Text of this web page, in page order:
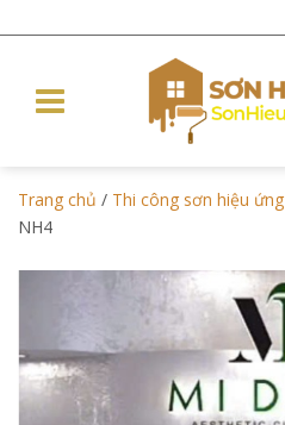
Trang chủ / Thi công sơn hiệu ứng
NH4